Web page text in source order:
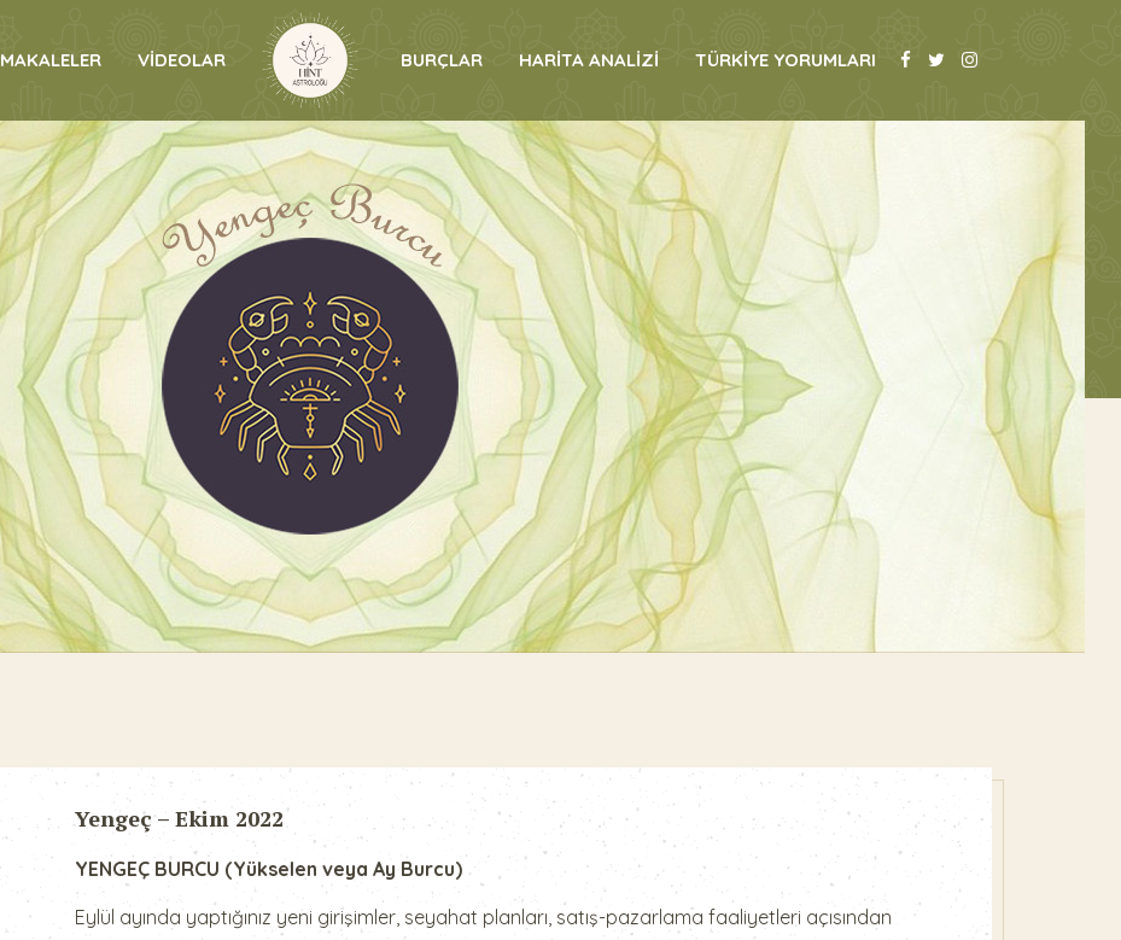
MAKALELER VİDEOLAR BURÇLAR HARİTA ANALİZİ TÜRKİYE YORUMLARI
Yengeç – Ekim 2022
YENGEÇ BURCU (Yükselen veya Ay Burcu)
Eylül ayında yaptığınız yeni girişimler, seyahat planları, satış-pazarlama faaliyetleri açısından